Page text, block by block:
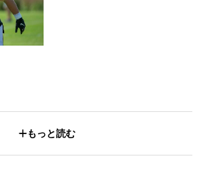
もっと読む